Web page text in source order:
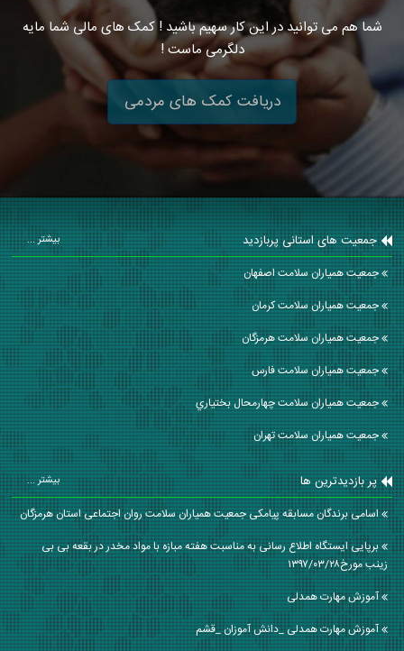
شما هم می توانید در این کار سهیم باشید ! کمک های مالی شما مایه
دلگرمی ماست !
دریافت کمک های مردمی
جمعیت های استانی پربازدید بیشتر ...
جمعیت همیاران سلامت اصفهان
جمعیت همیاران سلامت كرمان
جمعیت همیاران سلامت هرمزگان
جمعیت همیاران سلامت فارس
جمعیت همیاران سلامت چهارمحال بختياري
جمعیت همیاران سلامت تهران
پر بازدیدترین ها بیشتر ...
اسامی برندگان مسابقه پیامکی جمعیت همیاران سلامت روان اجتماعی استان هرمزگان
برپایی ایستگاه اطلاع رسانی به مناسبت هفته مبازه با مواد مخدر در بقعه بی بی
زینب مورخ۱۳۹۷/۰۳/۲۸
آموزش مهارت همدلی
آموزش مهارت همدلی _دانش آموزان _قشم